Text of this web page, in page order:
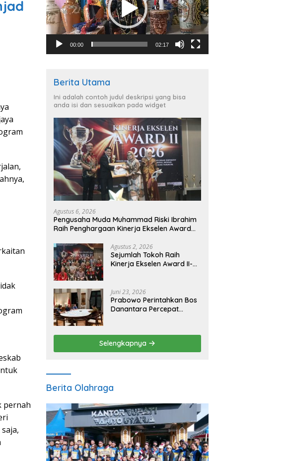
pernah
00:00 02:17
Berita Utama
Ini adalah contoh judul deskripsi yang bisa
anda isi dan sesuaikan pada widget
Agustus 6, 2026
Pengusaha Muda Muhammad Riski Ibrahim
Raih Penghargaan Kinerja Ekselen Award
Agustus 2, 2026
Sejumlah Tokoh Raih
Kinerja Ekselen Award II-
Juni 23, 2026
Prabowo Perintahkan Bos
Danantara Percepat
Ekonomi Baru
Selengkapnya
Berita Olahraga